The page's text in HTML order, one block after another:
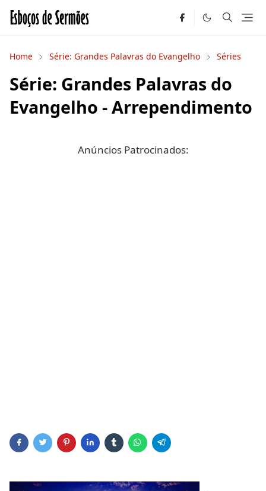
Home Série: Grandes Palavras do Evangelho Séries
Série: Grandes Palavras do
Evangelho - Arrependimento
Anúncios Patrocinados: